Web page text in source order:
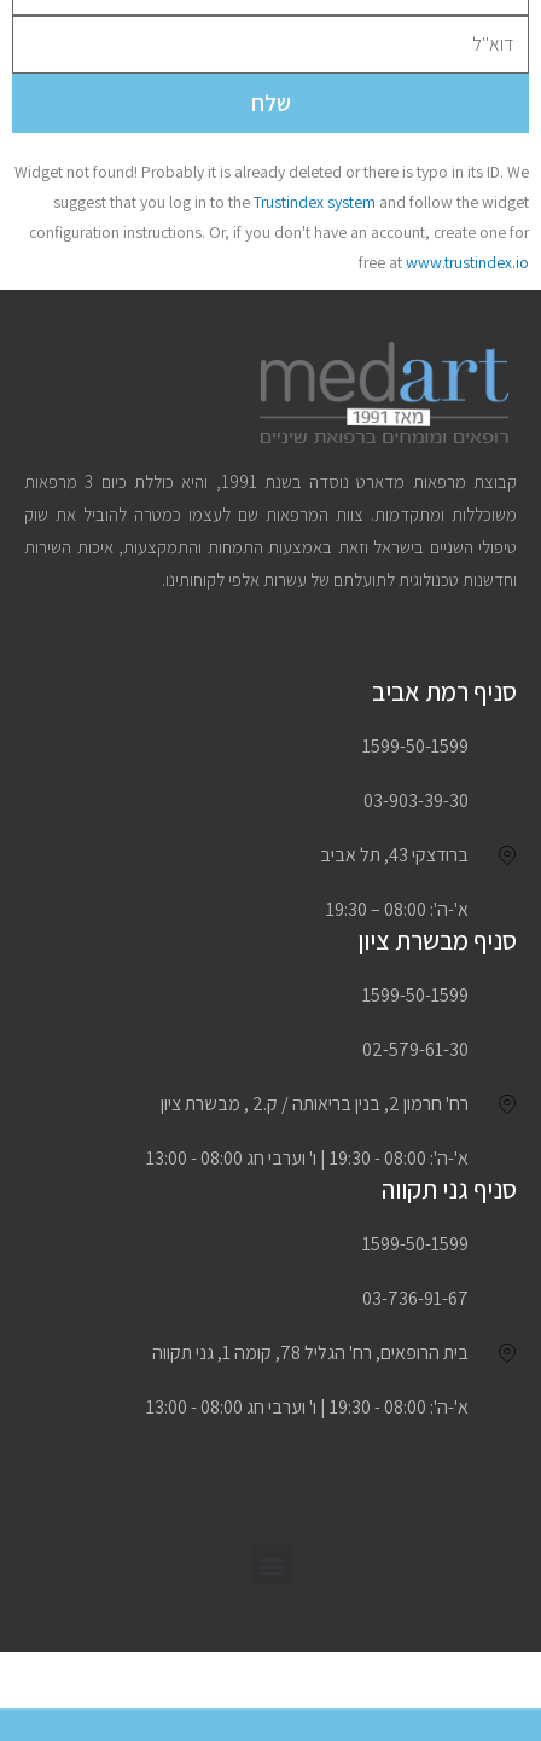
שלח
Widget not found! Probably it is already deleted or there is typo in its ID. We
suggest that you log in to theTrustindex system and follow the widget
configuration instructions. Or, if you don't have an account, create one for
free atwww.trustindex.io
קבוצת מרפאות מדארט נוסדה בשנת 1991, והיא כוללת כיום 3 מרפאות
משוכללות ומתקדמות. צוות המרפאות שם לעצמו כמטרה להוביל את שוק
טיפולי השניים בישראל וזאת באמצעות התמחות והתמקצעות, איכות השירות
וחדשנות טכנולוגית לתועלתם של עשרות אלפי לקוחותינו.
סניף רמת אביב
1599-50-1599
03-903-39-30
ברודצקי 43, תל אביב
א'-ה': 08:00 – 19:30
סניף מבשרת ציון
1599-50-1599
02-579-61-30
רח' חרמון 2, בנין בריאותה / ק.2 , מבשרת ציון
א'-ה': 08:00 - 19:30 | ו' וערבי חג 08:00 - 13:00
סניף גני תקווה
1599-50-1599
03-736-91-67
בית הרופאים, רח' הגליל 78, קומה 1, גני תקווה
א'-ה': 08:00 - 19:30 | ו' וערבי חג 08:00 - 13:00